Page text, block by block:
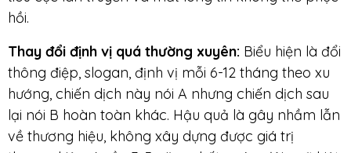
hồi.
Thay đổi định vị quá thường xuyên: Biểu hiện là đổi
thông điệp, slogan, định vị mỗi 6-12 tháng theo xu
hướng, chiến dịch này nói A nhưng chiến dịch sau
lại nói B hoàn toàn khác. Hậu quả là gây nhầm lẫn
về thương hiệu, không xây dựng được giá trị